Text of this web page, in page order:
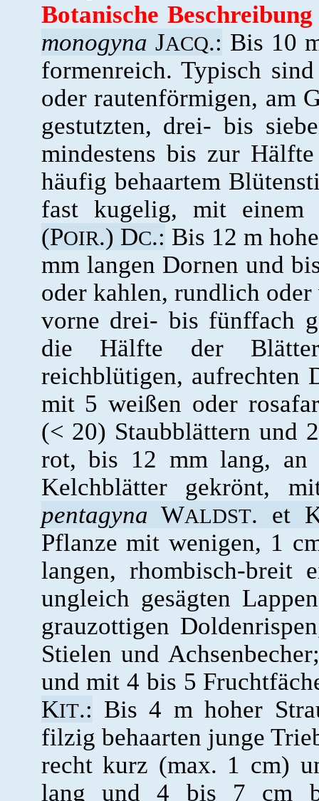
Botanische
monogyna JACQ.: Bis 10
formenreich. Typisch
oder rautenförmigen, am
gestutzten, drei- bis
mindestens bis zur
häufig behaartem
fast kugelig, mit einem
(POIR.) DC.: Bis 12 m
mm langen Dornen und
oder kahlen, rundlich
vorne drei- bis fünffach
die Hälfte der
reichblütigen, aufrechten
mit 5 weißen oder
(< 20) Staubblättern und
rot, bis 12 mm lang, an
Kelchblätter gekrönt,
pentagyna WALDST. et
Pflanze mit wenigen, 1
langen, rhombisch-
ungleich gesägten
grauzottigen
Stielen und
und mit 4 bis 5
KIT.: Bis 4 m hoher
filzig behaarten junge
recht kurz (max. 1 cm)
lang und 4 bis 7 cm